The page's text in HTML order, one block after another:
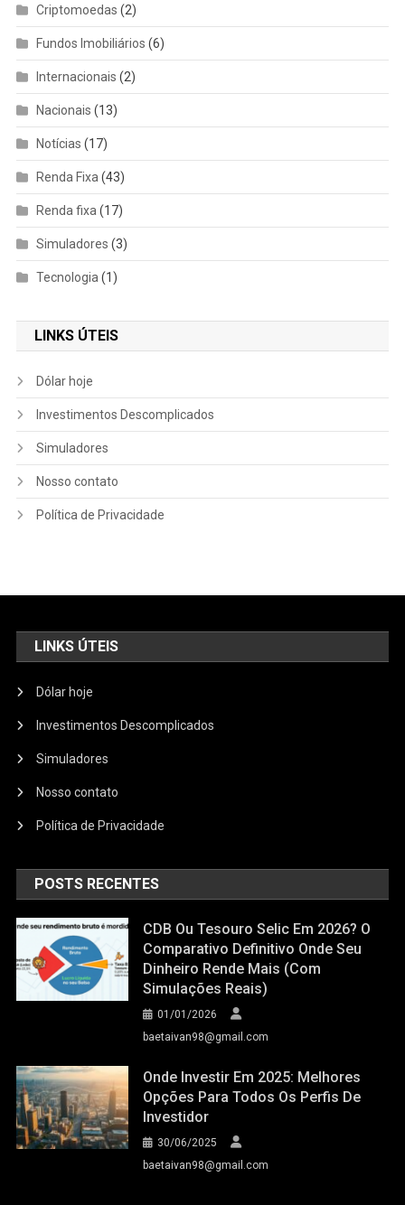
Criptomoedas (2)
Fundos Imobiliários (6)
Internacionais (2)
Nacionais (13)
Notícias (17)
Renda Fixa (43)
Renda fixa (17)
Simuladores (3)
Tecnologia (1)
LINKS ÚTEIS
Dólar hoje
Investimentos Descomplicados
Simuladores
Nosso contato
Política de Privacidade
LINKS ÚTEIS
Dólar hoje
Investimentos Descomplicados
Simuladores
Nosso contato
Política de Privacidade
POSTS RECENTES
CDB Ou Tesouro Selic Em 2026? O
Comparativo Definitivo Onde Seu
Dinheiro Rende Mais (Com
Simulações Reais)
01/01/2026
baetaivan98@gmail.com
Onde Investir Em 2025: Melhores
Opções Para Todos Os Perfis De
Investidor
30/06/2025
baetaivan98@gmail.com